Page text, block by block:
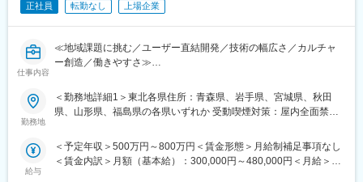
リアアップができる状態です。若くしてリーダーになれるのも夢
ではありません。新規店舗が増えているため新店舗のリーダーを
り。
■なぜ個店経営を推進するのか：
な地域に出店し、その店性も様々だからこそ画一的な店舗の管理
ではなく、地域に合わせた経営や戦略が求められます。
の総合提案ができます。個店経営によってその強みを最大限に活
かすことがお客様の役に立ち、「感じ良い暮らしと社会」の実現
■当社について：
「感じ良い暮らしと社会」の実現を目指して無印良品をはじめと
正社員 転勤なし 上場企業
仕事内容
≪地域課題に挑む／ユーザー直結開発／技術の幅広さ／カルチャ
ー創造／働きやすさ≫
・ユーザーや現場の声を起点にした開発で、生活に直結する価値
を実感できる
・リモートワークやハイブリッド勤務を導入し、柔軟な働き方が
・技術選定やアーキテクチャ設計にも関われる裁量の大きな環境
勤務地
＜勤務地詳細1＞東北各県住所：青森県、岩手県、宮城県、秋田
県、山形県、福島県の各県いずれか 受動喫煙対策：屋内全面禁煙
煙＜勤務地詳細3＞栃木県住所：栃木県 受動喫煙対策：屋内全面
禁煙変更の範囲：会社の定める事業所（リモートワーク含む）
給与
＜予定年収＞500万円～800万円＜賃金形態＞月給制補足事項なし
＜賃金内訳＞月額（基本給）：300,000円～480,000円＜月給＞